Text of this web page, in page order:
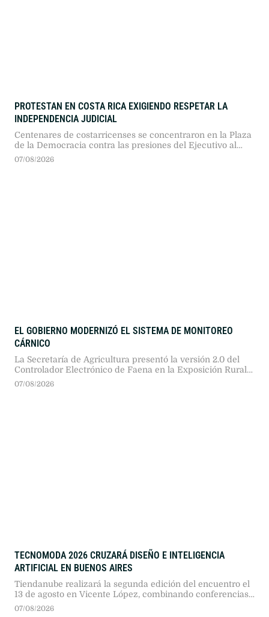
PROTESTAN EN COSTA RICA EXIGIENDO RESPETAR LA
INDEPENDENCIA JUDICIAL
Centenares de costarricenses se concentraron en la Plaza
de la Democracia contra las presiones del Ejecutivo al
Poder Judicial. Autoridades, políticos y ciudadanos
07/08/2026
EL GOBIERNO MODERNIZÓ EL SISTEMA DE MONITOREO
CÁRNICO
La Secretaría de Agricultura presentó la versión 2.0 del
Controlador Electrónico de Faena en la Exposición Rural
2026. Tras una prueba piloto en doce plantas, proyectan
07/08/2026
TECNOMODA 2026 CRUZARÁ DISEÑO E INTELIGENCIA
ARTIFICIAL EN BUENOS AIRES
Tiendanube realizará la segunda edición del encuentro el
13 de agosto en Vicente López, combinando conferencias
sobre inteligencia artificial, comercio electrónico y tres
07/08/2026